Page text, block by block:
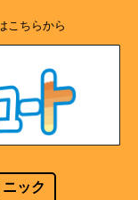
こちらから
ック